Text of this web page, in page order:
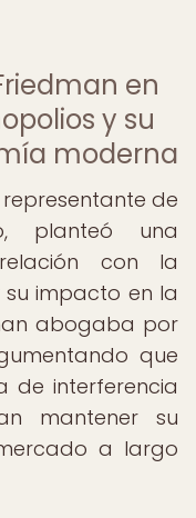
en
y su
moderna
de
planteó una
con la
impacto en la
abogaba por
que
de interferencia
mantener su
a largo